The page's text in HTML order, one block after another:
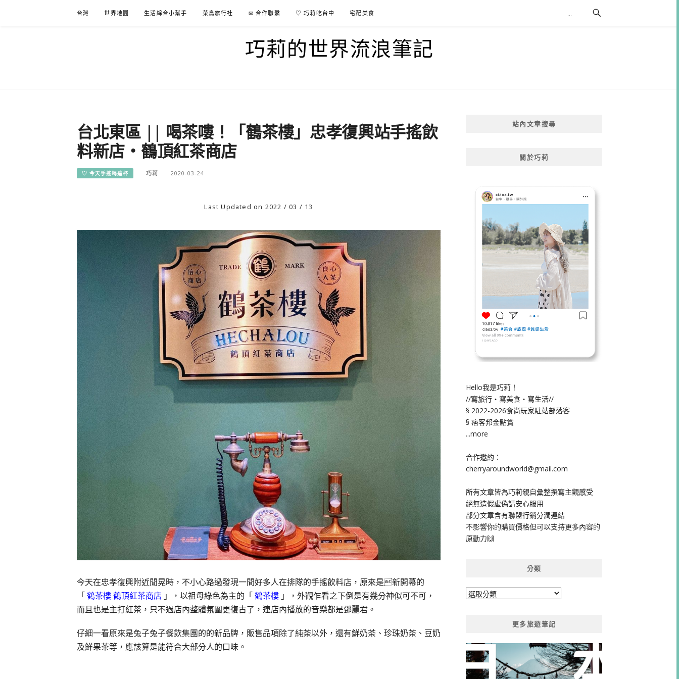
台灣 世界地圖 生活綜合小幫手 菜鳥旅行社 ✉ 合作聯繫 ♡ 巧莉吃台中 宅配美食
巧莉的世界流浪筆記
台北東區 || 喝茶嘍！「鶴茶樓」忠孝復興站手搖飲
料新店・鶴頂紅茶商店
♡ 今天手搖喝這杯 巧莉 2020-03-24
Last Updated on 2022 / 03 / 13
今天在忠孝復興附近閒晃時，不小心路過發現一間好多人在排隊的手搖飲料店，原來是新開幕的
「鶴茶樓 鶴頂紅茶商店 」，以祖母綠色為主的「鶴茶樓 」，外觀乍看之下倒是有幾分神似可不可，
而且也是主打紅茶，只不過店內整體氛圍更復古了，連店內播放的音樂都是鄧麗君。
仔細一看原來是兔子兔子餐飲集團的的新品牌，販售品項除了純茶以外，還有鮮奶茶、珍珠奶茶、豆奶
及鮮果茶等，應該算是能符合大部分人的口味。
站內文章搜尋
關於巧莉
Hello我是巧莉！
//寫旅行・寫美食・寫生活//
§ 2022-2026食尚玩家駐站部落客
§ 痞客邦金點賞
...more
合作邀約：
cherryaroundworld@gmail.com
所有文章皆為巧莉親自彙整撰寫主觀感受
絕無造假虛偽請安心服用
部分文章含有聯盟行銷分潤連結
不影響你的購買價格但可以支持更多內容的
原動力🙌
分類
分
更多旅遊筆記